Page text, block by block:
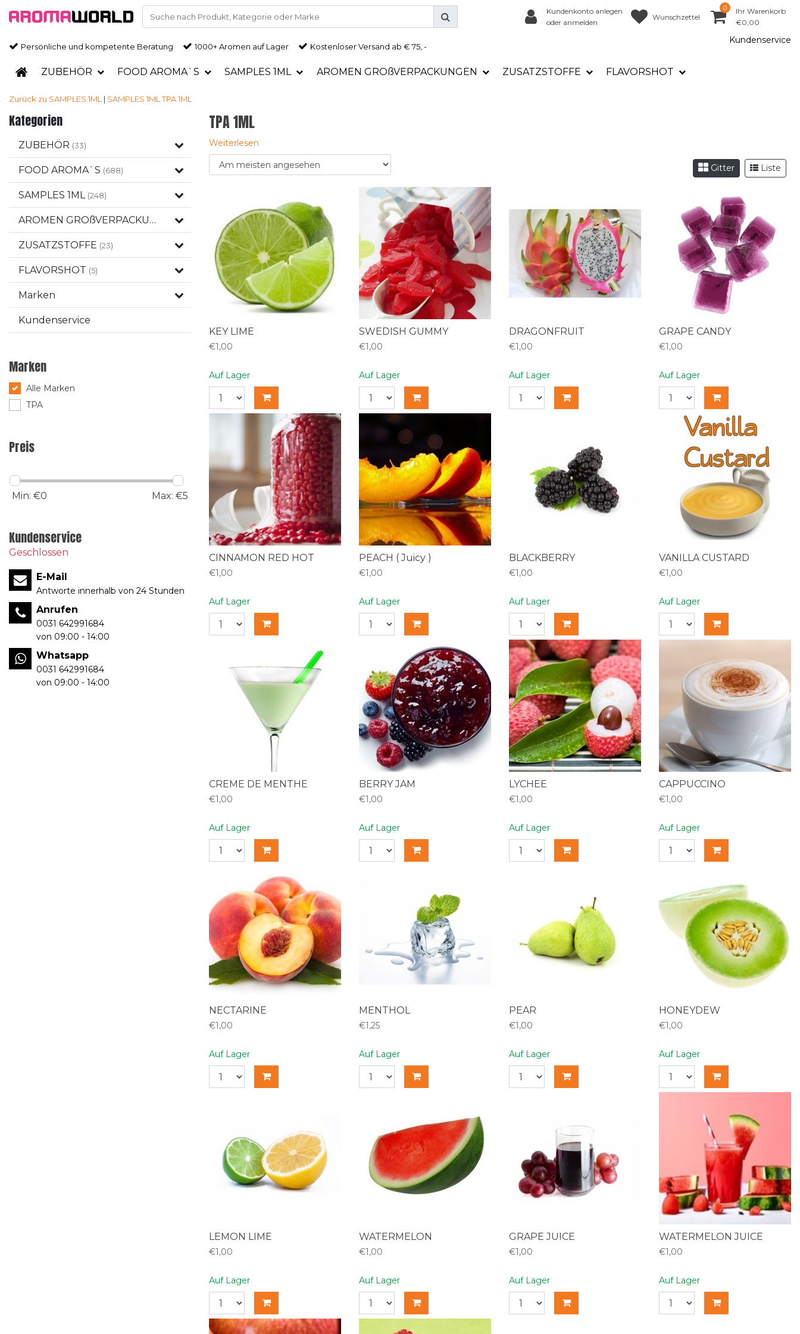
Kundenkonto anlegen
oder anmelden
Wunschzettel
0
Ihr Warenkorb
€0,00
Persönliche und kompetente Beratung 1000+ Aromen auf Lager Kostenloser Versand ab € 75, -
Kundenservice
ZUBEHÖR FOOD AROMA`S SAMPLES 1ML AROMEN GROßVERPACKUNGEN ZUSATZSTOFFE FLAVORSHOT
Zurück zu SAMPLES 1ML | SAMPLES 1ML TPA 1ML
Kategorien
ZUBEHÖR (33)
FOOD AROMA`S (688)
SAMPLES 1ML (248)
AROMEN GROßVERPACKUNGEN (120)
ZUSATZSTOFFE (23)
FLAVORSHOT (5)
Marken
Kundenservice
Marken
Alle Marken
TPA
Preis
Min: €0 Max: €5
Kundenservice
Geschlossen
E-Mail
Antworte innerhalb von 24 Stunden
Anrufen
0031 642991684
von 09:00 - 14:00
Whatsapp
0031 642991684
von 09:00 - 14:00
TPA 1ML
Weiterlesen
Gitter Liste
KEY LIME
€1,00
Auf Lager
SWEDISH GUMMY
€1,00
Auf Lager
DRAGONFRUIT
€1,00
Auf Lager
GRAPE CANDY
€1,00
Auf Lager
CINNAMON RED HOT
€1,00
Auf Lager
PEACH ( Juicy )
€1,00
Auf Lager
BLACKBERRY
€1,00
Auf Lager
VANILLA CUSTARD
€1,00
Auf Lager
CREME DE MENTHE
€1,00
Auf Lager
BERRY JAM
€1,00
Auf Lager
LYCHEE
€1,00
Auf Lager
CAPPUCCINO
€1,00
Auf Lager
NECTARINE
€1,00
Auf Lager
MENTHOL
€1,25
Auf Lager
PEAR
€1,00
Auf Lager
HONEYDEW
€1,00
Auf Lager
LEMON LIME
€1,00
Auf Lager
WATERMELON
€1,00
Auf Lager
GRAPE JUICE
€1,00
Auf Lager
WATERMELON JUICE
€1,00
Auf Lager